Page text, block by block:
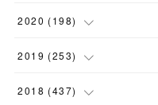
( 1 )
(1)
(2 )
(2)
(2)
( 1 )
(12)
(3)
(1)
2020 (198)
(12)
(11)
2019 (253)
(14)
2018 (437)